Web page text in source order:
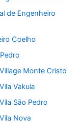
de Engenheiro
Coelho
Monte Cristo
Vakula
São Pedro
Nova